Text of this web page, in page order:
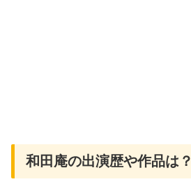
和田庵の出演歴や作品は？